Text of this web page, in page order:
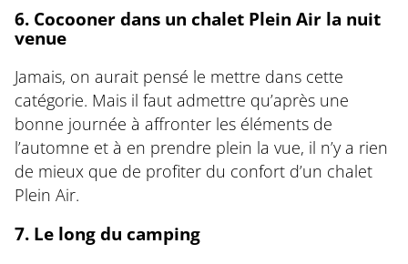
6. Cocooner dans un chalet Plein Air la nuit
venue
Jamais, on aurait pensé le mettre dans cette
catégorie. Mais il faut admettre qu’après une
bonne journée à affronter les éléments de
l’automne et à en prendre plein la vue, il n’y a rien
de mieux que de profiter du confort d’un chalet
Plein Air.
7. Le long du camping